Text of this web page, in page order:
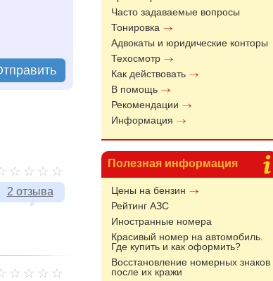
Часто задаваемые вопросы
Тонировка
Адвокаты и юридические конторы
Техосмотр
Как действовать
В помощь
Рекомендации
Информация
Полезная информация
Цены на бензин
Рейтинг АЗС
Иностранные номера
Красивый номер на автомобиль.
Где купить и как оформить?
Восстановление номерных знаков
после их кражи
2 отзыва